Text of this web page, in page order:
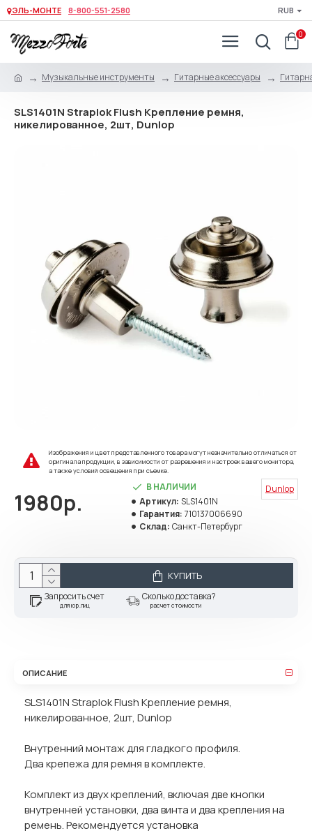
ЭЛЬ-МОНТЕ 8-800-551-2580 RUB
0
Музыкальные инструменты Гитарные аксессуары
SLS1401N Straplok Flush Крепление ремня,
никелированное, 2шт, Dunlop
Изображения и цвет представленного товара могут незначительно отличаться от
оригинала продукции, в зависимости от разрешения и настроек вашего монитора,
а также условий освещения при съемке.
1980р.
В НАЛИЧИИ
Артикул: SLS1401N
Гарантия: 710137006690
Склад: Санкт-Петербург
Dunlop
КУПИТЬ
Запросить счет
для юр.лиц
Сколько доставка?
расчет стоимости
ОПИСАНИЕ
SLS1401N Straplok Flush Крепление ремня,
никелированное, 2шт, Dunlop
Внутренний монтаж для гладкого профиля.
Два крепежа для ремня в комплекте.
Комплект из двух креплений, включая две кнопки
внутренней установки, два винта и два крепления на
ремень. Рекомендуется установка